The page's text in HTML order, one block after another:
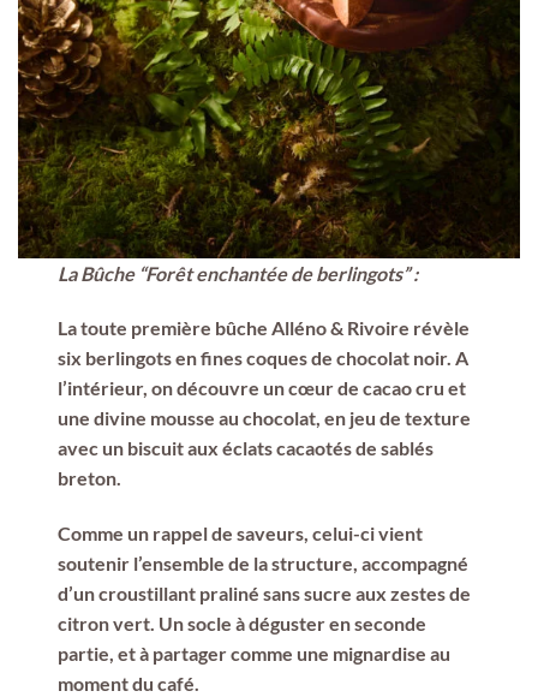
La Bûche “Forêt enchantée de berlingots”:
La toute première bûche Alléno & Rivoire révèle
six berlingots en fines coques de chocolat noir. A
l’intérieur, on découvre un cœur de cacao cru et
une divine mousse au chocolat, en jeu de texture
avec un biscuit aux éclats cacaotés de sablés
breton.
Comme un rappel de saveurs, celui-ci vient
soutenir l’ensemble de la structure, accompagné
d’un croustillant praliné sans sucre aux zestes de
citron vert. Un socle à déguster en seconde
partie, et à partager comme une mignardise au
moment du café.